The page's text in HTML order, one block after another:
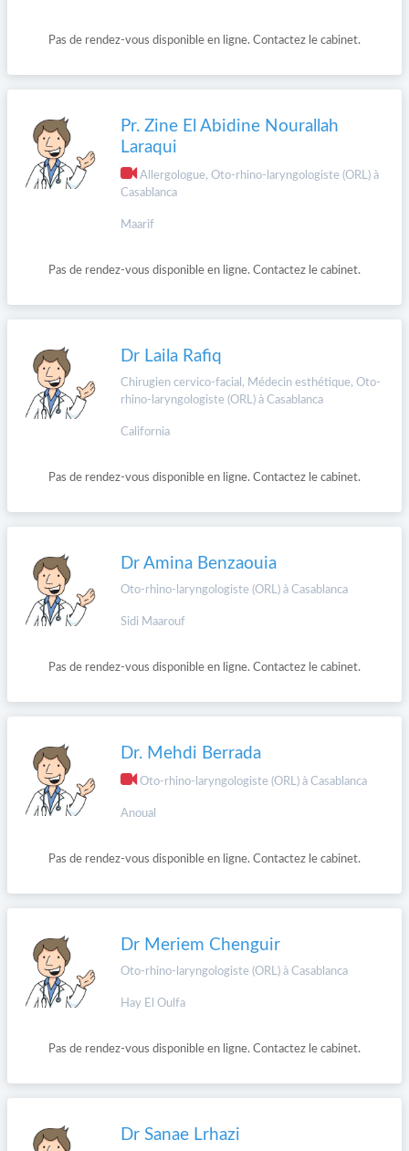
Pas de rendez-vous disponible en ligne. Contactez le cabinet.
Pr. Zine El Abidine Nourallah
Laraqui
Allergologue, Oto-rhino-laryngologiste (ORL) à
Casablanca
Maarif
Pas de rendez-vous disponible en ligne. Contactez le cabinet.
Dr Laila Rafiq
Chirugien cervico-facial, Médecin esthétique, Oto-
rhino-laryngologiste (ORL) à Casablanca
California
Pas de rendez-vous disponible en ligne. Contactez le cabinet.
Dr Amina Benzaouia
Oto-rhino-laryngologiste (ORL) à Casablanca
Sidi Maarouf
Pas de rendez-vous disponible en ligne. Contactez le cabinet.
Dr. Mehdi Berrada
Oto-rhino-laryngologiste (ORL) à Casablanca
Anoual
Pas de rendez-vous disponible en ligne. Contactez le cabinet.
Dr Meriem Chenguir
Oto-rhino-laryngologiste (ORL) à Casablanca
Hay El Oulfa
Pas de rendez-vous disponible en ligne. Contactez le cabinet.
Dr Sanae Lrhazi